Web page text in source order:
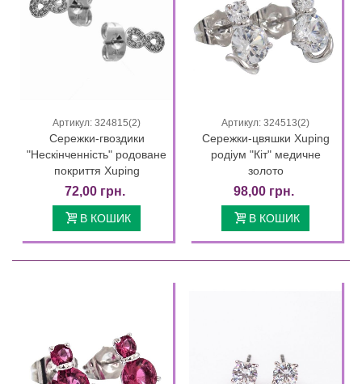
Артикул: 324815(2)
Сережки-гвоздики
"Нескінченність" родоване
покриття Xuping
72,00 грн.
В КОШИК
Артикул: 324513(2)
Сережки-цвяшки Xuping
родіум "Кіт" медичне
золото
98,00 грн.
В КОШИК